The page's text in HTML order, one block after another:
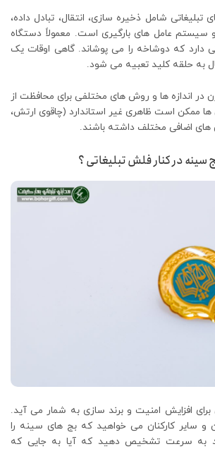
تبلیغاتی شامل ذخیره سازی، انتقال، تبادل داده،
سیستم عامل های بارگیری است. معمولاً دستگاه
دارد که دوشاخه را می پوشاند. گاهی اوقات یک
به حلقه کلید تعبیه می شود.
در اندازه ها و روش های مختلفی برای محافظت از
ها ممکن است ظاهری غیر استاندارد (چاقوی ارتش،
اضافی مختلف داشته باشند.
در کنار فلش تبلیغاتی ؟
برای افزایش امنیت و برند سازی به شمار می آید.
و سایر کارکنان می ‌خواهید که بج های سینه را
به سرعت تشخیص دهید که آیا به جایی که